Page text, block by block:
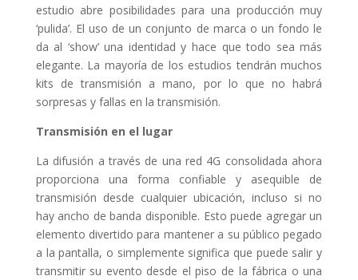
estudio abre posibilidades para una producción muy
‘pulida’. El uso de un conjunto de marca o un fondo le
da al ‘show’ una identidad y hace que todo sea más
elegante. La mayoría de los estudios tendrán muchos
kits de transmisión a mano, por lo que no habrá
sorpresas y fallas en la transmisión.
Transmisión en el lugar
La difusión a través de una red 4G consolidada ahora
proporciona una forma confiable y asequible de
transmisión desde cualquier ubicación, incluso si no
hay ancho de banda disponible. Esto puede agregar un
elemento divertido para mantener a su público pegado
a la pantalla, o simplemente significa que puede salir y
transmitir su evento desde el piso de la fábrica o una